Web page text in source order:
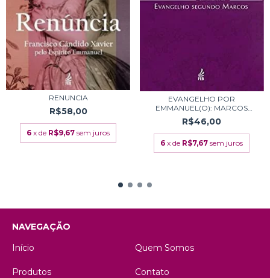
RENUNCIA
R$58,00
6 x de R$9,67 sem juros
EVANGELHO POR
EMMANUEL(O): MARCOS
COMENT...
R$46,00
6 x de R$7,67 sem juros
NAVEGAÇÃO
Início
Quem Somos
Produtos Contato